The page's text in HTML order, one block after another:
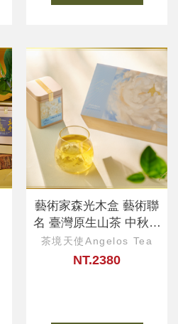
藝術家森光木盒 藝術聯
名 臺灣原生山茶 中秋公
益、企業ESG
茶境天使Angelos Tea
NT.2380